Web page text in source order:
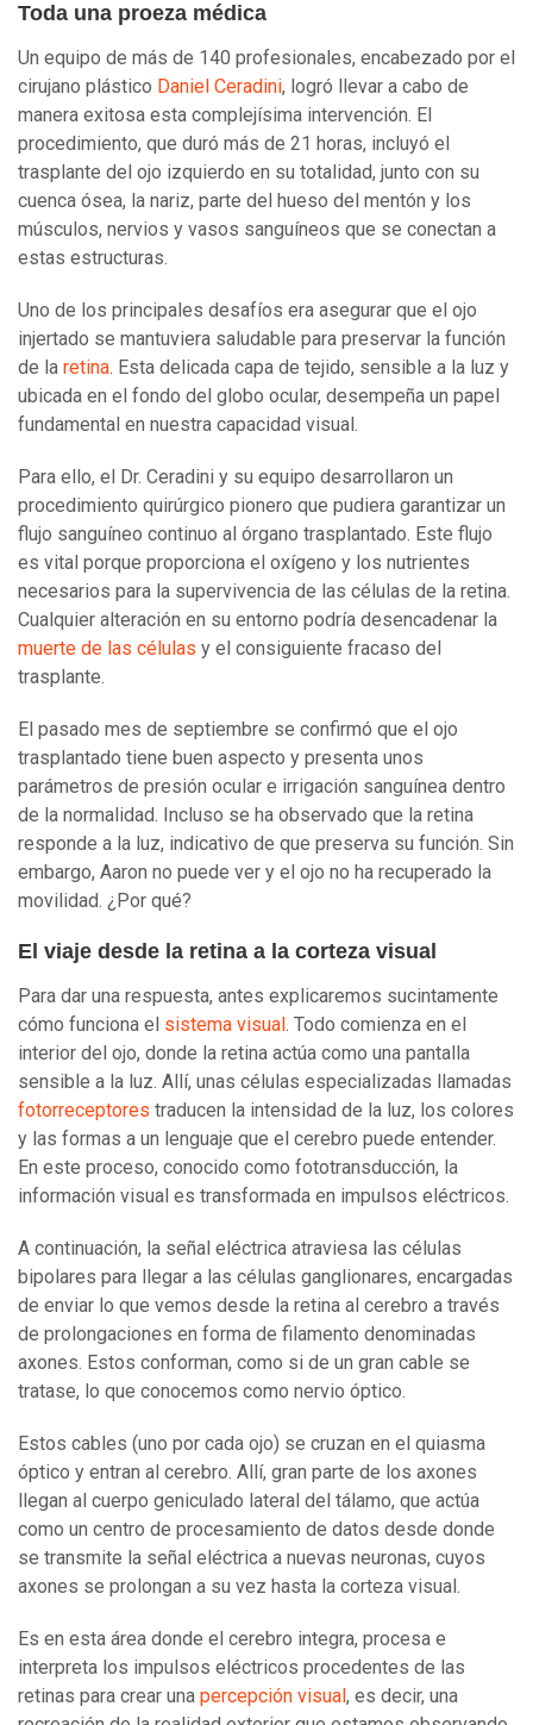
Toda una proeza médica
Un equipo de más de 140 profesionales, encabezado por el
cirujano plástico Daniel Ceradini, logró llevar a cabo de
manera exitosa esta complejísima intervención. El
procedimiento, que duró más de 21 horas, incluyó el
trasplante del ojo izquierdo en su totalidad, junto con su
cuenca ósea, la nariz, parte del hueso del mentón y los
músculos, nervios y vasos sanguíneos que se conectan a
estas estructuras.
Uno de los principales desafíos era asegurar que el ojo
injertado se mantuviera saludable para preservar la función
de la retina. Esta delicada capa de tejido, sensible a la luz y
ubicada en el fondo del globo ocular, desempeña un papel
fundamental en nuestra capacidad visual.
Para ello, el Dr. Ceradini y su equipo desarrollaron un
procedimiento quirúrgico pionero que pudiera garantizar un
flujo sanguíneo continuo al órgano trasplantado. Este flujo
es vital porque proporciona el oxígeno y los nutrientes
necesarios para la supervivencia de las células de la retina.
Cualquier alteración en su entorno podría desencadenar la
muerte de las células y el consiguiente fracaso del
trasplante.
El pasado mes de septiembre se confirmó que el ojo
trasplantado tiene buen aspecto y presenta unos
parámetros de presión ocular e irrigación sanguínea dentro
de la normalidad. Incluso se ha observado que la retina
responde a la luz, indicativo de que preserva su función. Sin
embargo, Aaron no puede ver y el ojo no ha recuperado la
movilidad. ¿Por qué?
El viaje desde la retina a la corteza visual
Para dar una respuesta, antes explicaremos sucintamente
cómo funciona el sistema visual . Todo comienza en el
interior del ojo, donde la retina actúa como una pantalla
sensible a la luz. Allí, unas células especializadas llamadas
fotorreceptores traducen la intensidad de la luz, los colores
y las formas a un lenguaje que el cerebro puede entender.
En este proceso, conocido como fototransducción, la
información visual es transformada en impulsos eléctricos.
A continuación, la señal eléctrica atraviesa las células
bipolares para llegar a las células ganglionares, encargadas
de enviar lo que vemos desde la retina al cerebro a través
de prolongaciones en forma de filamento denominadas
axones. Estos conforman, como si de un gran cable se
tratase, lo que conocemos como nervio óptico.
Estos cables (uno por cada ojo) se cruzan en el quiasma
óptico y entran al cerebro. Allí, gran parte de los axones
llegan al cuerpo geniculado lateral del tálamo, que actúa
como un centro de procesamiento de datos desde donde
se transmite la señal eléctrica a nuevas neuronas, cuyos
axones se prolongan a su vez hasta la corteza visual.
Es en esta área donde el cerebro integra, procesa e
interpreta los impulsos eléctricos procedentes de las
retinas para crear una percepción visual , es decir, una